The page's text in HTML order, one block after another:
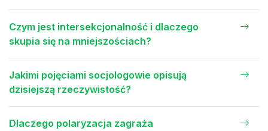
Czym jest intersekcjonalność i dlaczego
skupia się na mniejszościach?
Jakimi pojęciami socjologowie opisują
dzisiejszą rzeczywistość?
Dlaczego polaryzacja zagraża